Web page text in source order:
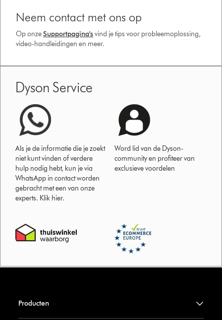
Neem contact met ons op
Op onzeSupportpagina'svind je tips voor probleemoplossing,
video-handleidingen en meer.
Dyson Service
Als je de informatie die je zoekt
niet kunt vinden of verdere
hulp nodig hebt, kun je via
WhatsApp in contact worden
gebracht met een van onze
experts. Klik hier.
Word lid van de Dyson-
community en profiteer van
exclusieve voordelen
Producten